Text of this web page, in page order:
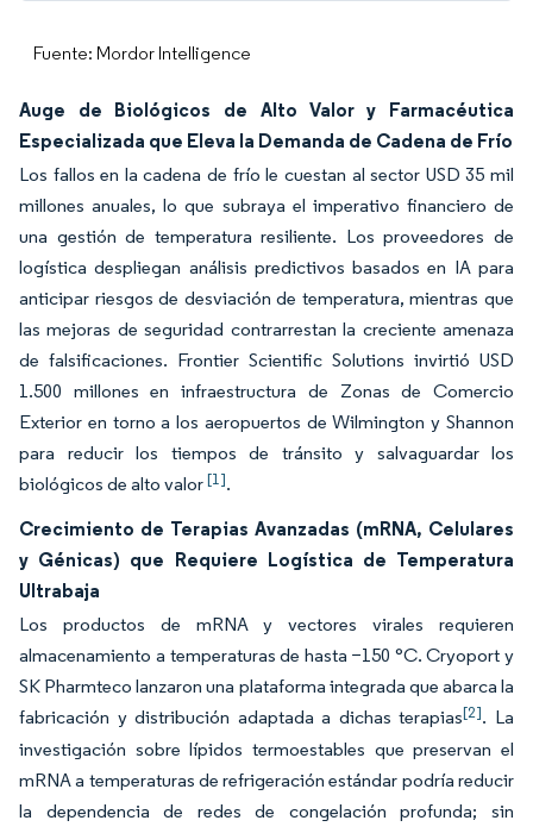
Fuente: Mordor Intelligence
Auge de Biológicos de Alto Valor y Farmacéutica
Especializada que Eleva la Demanda de Cadena de Frío
Los fallos en la cadena de frío le cuestan al sector USD 35 mil
millones anuales, lo que subraya el imperativo financiero de
una gestión de temperatura resiliente. Los proveedores de
logística despliegan análisis predictivos basados en IA para
anticipar riesgos de desviación de temperatura, mientras que
las mejoras de seguridad contrarrestan la creciente amenaza
de falsificaciones. Frontier Scientific Solutions invirtió USD
1.500 millones en infraestructura de Zonas de Comercio
Exterior en torno a los aeropuertos de Wilmington y Shannon
para reducir los tiempos de tránsito y salvaguardar los
biológicos de alto valor[1].
Crecimiento de Terapias Avanzadas (mRNA, Celulares
y Génicas) que Requiere Logística de Temperatura
Ultrabaja
Los productos de mRNA y vectores virales requieren
almacenamiento a temperaturas de hasta −150 °C. Cryoport y
SK Pharmteco lanzaron una plataforma integrada que abarca la
fabricación y distribución adaptada a dichas terapias[2]. La
investigación sobre lípidos termoestables que preservan el
mRNA a temperaturas de refrigeración estándar podría reducir
la dependencia de redes de congelación profunda; sin